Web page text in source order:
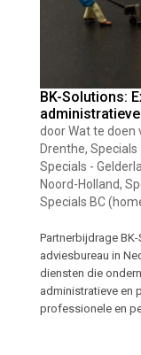
BK-Solutions:
doorWat te doen
Drenthe, Specials
Specials -
Noord-Holland,
Specials BC
Partnerbijdrage
adviesbureau in
diensten die
administratieve en
professionele en